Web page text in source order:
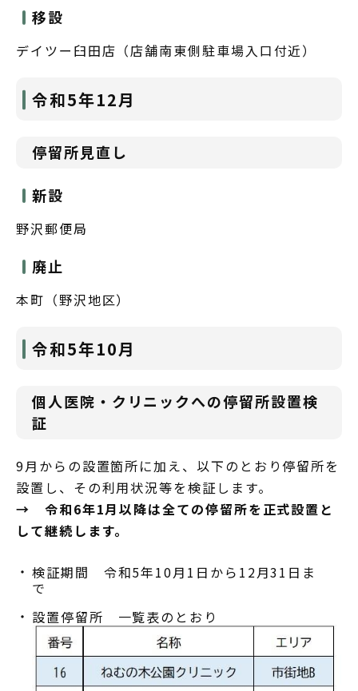
移設
デイツー臼田店（店舗南東側駐車場入口付近）
令和5年12月
停留所見直し
新設
野沢郵便局
廃止
本町（野沢地区）
令和5年10月
個人医院・クリニックへの停留所設置検
証
9月からの設置箇所に加え、以下のとおり停留所を
設置し、その利用状況等を検証します。
→ 令和6年1月以降は全ての停留所を正式設置と
して継続します。
検証期間 令和5年10月1日から12月31日ま
で
設置停留所 一覧表のとおり